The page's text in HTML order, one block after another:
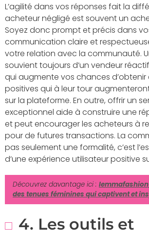
L’agilité dans vos réponses fait la
acheteur négligé est souvent un
Soyez donc prompt et précis dans
communication claire et
votre relation avec la communauté.
souvient toujours d’un vendeur
qui augmente vos chances
positives qui à leur tour
sur la plateforme. En outre, offrir un
exceptionnel aide à construire une
et peut encourager les acheteurs à
pour de futures transactions. La
pas seulement une formalité, c’est
d’une expérience utilisateur positive
Découvrez davantage ici :
des tenues féminines qui captivent et
4. Les outils et